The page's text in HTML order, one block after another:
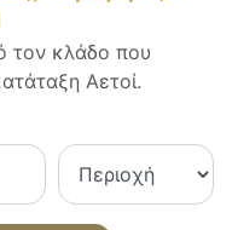
τον κλάδο που
Αετοί.